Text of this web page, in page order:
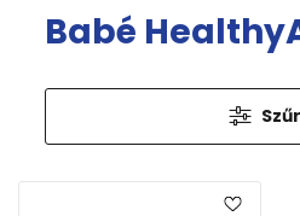
Babé